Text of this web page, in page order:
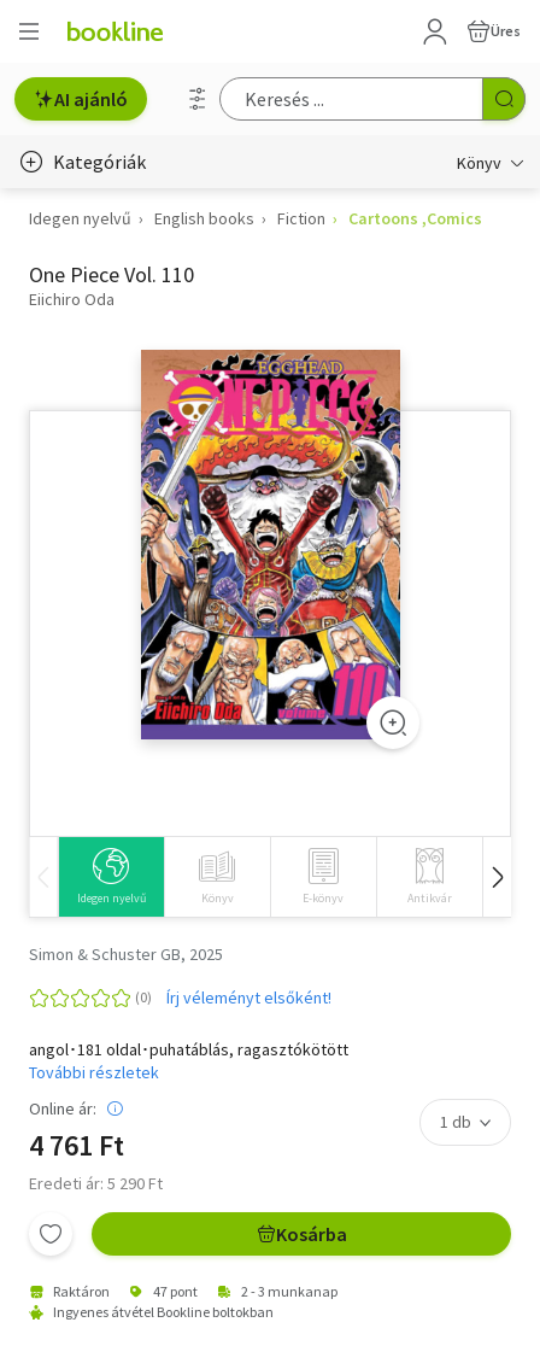
Üres
AI ajánló
Kategóriák Könyv
Életmód, egészség
Erotika
Hobbi, szabadidő
Szótár, nyelvkönyv
Tankönyv, segédkönyv
Társadalomtudomány
Természettudomány
Vallás
Idegen nyelvű English books Fiction Cartoons ,Comics
One Piece Vol. 110
Eiichiro Oda
Idegen nyelvű Könyv E-könyv Antikvár
Simon & Schuster GB, 2025
Írj véleményt elsőként!
angol･181 oldal･puhatáblás, ragasztókötött
További részletek
Online ár:
4 761 Ft
Eredeti ár: 5 290 Ft
Kosárba
Raktáron 47 pont
2 - 3 munkanap
Ingyenes átvétel Bookline boltokban